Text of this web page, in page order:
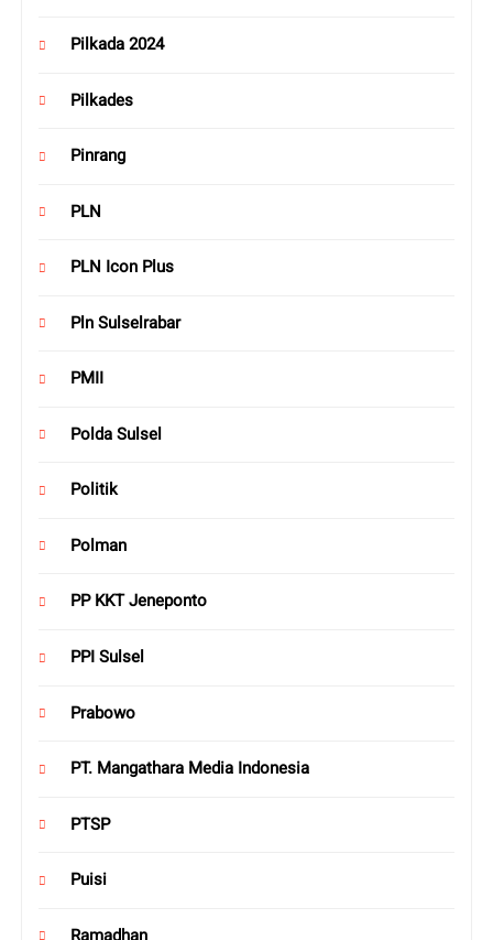
Pilkada 2024
Pilkades
Pinrang
PLN
PLN Icon Plus
Pln Sulselrabar
PMII
Polda Sulsel
Politik
Polman
PP KKT Jeneponto
PPI Sulsel
Prabowo
PT. Mangathara Media Indonesia
PTSP
Puisi
Ramadhan